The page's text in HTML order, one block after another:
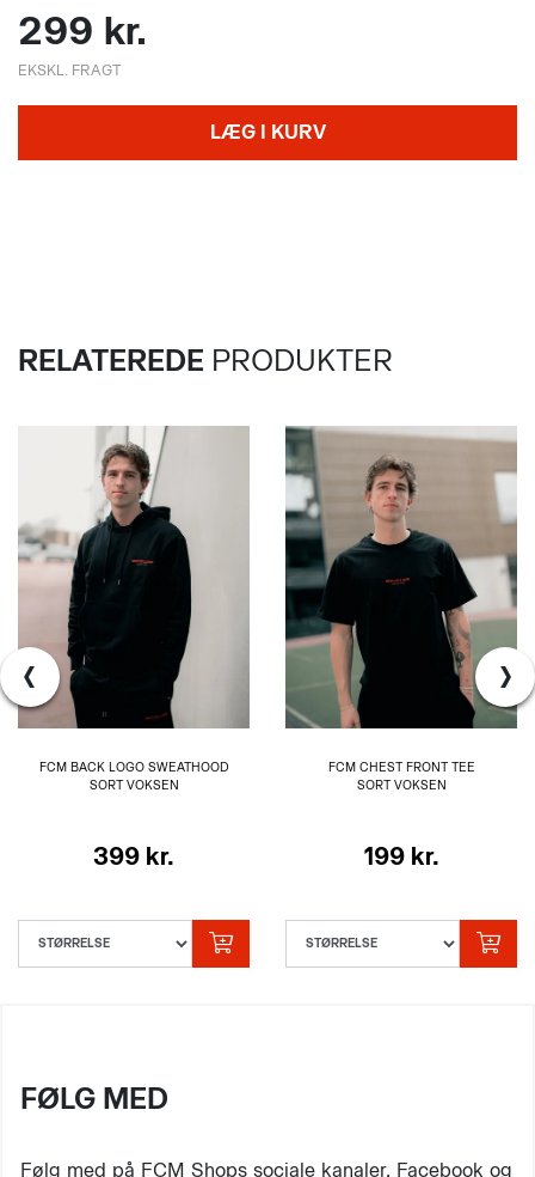
299 kr.
EKSKL. FRAGT
LÆG I KURV
RELATEREDE PRODUKTER
FCM BACK LOGO SWEATHOOD
SORT VOKSEN
399 kr.
FCM CHEST FRONT TEE
SORT VOKSEN
199 kr.
‹ ›
FØLG MED
Følg med på FCM Shops sociale kanaler, Facebook og